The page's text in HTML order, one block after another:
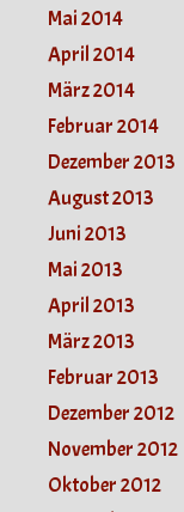
Mai 2014
April 2014
März 2014
Februar 2014
Dezember 2013
August 2013
Juni 2013
Mai 2013
April 2013
März 2013
Februar 2013
Dezember 2012
November 2012
Oktober 2012